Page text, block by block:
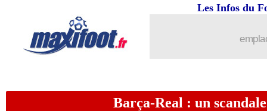
Les Infos du
Barça-Real : un
Brest: Camara évasif sur son avenir
12/05 Arsenal
12/05 Man Utd: Amorim se sent